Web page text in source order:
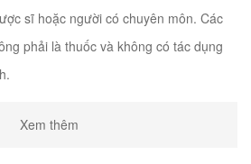
sĩ hoặc người có chuyên môn. Các
phải là thuốc và không có tác dụng
Xem thêm